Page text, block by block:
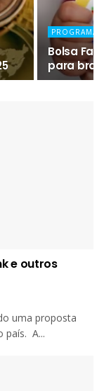
Bolsa
para
e outros
uma proposta
país. A...